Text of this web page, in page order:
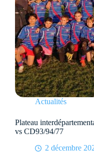
Actualités
Plateau
vs CD93/94/77
2 décembre